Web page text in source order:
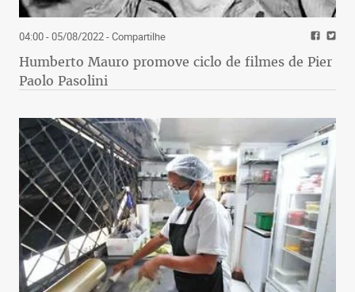
04:00 - 05/08/2022- Compartilhe
Humberto Mauro promove ciclo de filmes de Pier
Paolo Pasolini